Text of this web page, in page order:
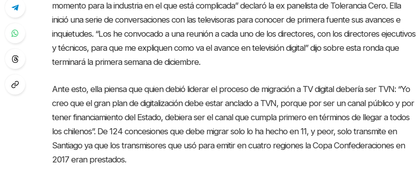
momento para la industria en el que está complicada” declaró la ex panelista de Tolerancia Cero. Ella
inició una serie de conversaciones con las televisoras para conocer de primera fuente sus avances e
inquietudes. “Los he convocado a una reunión a cada uno de los directores, con los directores ejecutivos
y técnicos, para que me expliquen como va el avance en televisión digital” dijo sobre esta ronda que
terminará la primera semana de diciembre.
Ante esto, ella piensa que quien debió liderar el proceso de migración a TV digital debería ser TVN: “Yo
creo que el gran plan de digitalización debe estar anclado a TVN, porque por ser un canal público y por
tener financiamiento del Estado, debiera ser el canal que cumpla primero en términos de llegar a todos
los chilenos”. De 124 concesiones que debe migrar solo lo ha hecho en 11, y peor, solo transmite en
Santiago ya que los transmisores que usó para emitir en cuatro regiones la Copa Confederaciones en
2017 eran prestados.